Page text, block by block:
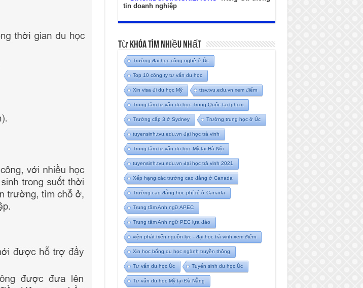
tin doanh nghiệp
Từ Khóa Tìm Nhiều Nhất
Trường đại học công nghệ ở Úc
Top 10 công ty tư vấn du học
Xin visa đi du học Mỹ ttsv.tvu.edu.vn xem điểm
Trung tâm tư vấn du học Trung Quốc tại tphcm
Trường cấp 3 ở Sydney Trường trung học ở Úc
tuyensinh.tvu.edu.vn đại học trà vinh
Trung tâm tư vấn du học Mỹ tại Hà Nội
tuyensinh.tvu.edu.vn đại học trà vinh 2021
Xếp hạng các trường cao đẳng ở Canada
Trường cao đẳng học phí rẻ ở Canada
Trung tâm Anh ngữ APEC
Trung tâm Anh ngữ PEC lựa đào
viện phát triển nguồn lực - đại học trà vinh xem điểm
Xin học bổng du học ngành truyền thông
Tư vấn du học Úc Tuyển sinh du học Úc
Tư vấn du học Mỹ tại Đà Nẵng